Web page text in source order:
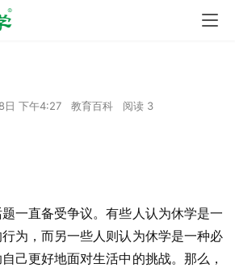
日 下午4:27 教育百科 阅读 3
一直备受争议。有些人认为休学是一
为，而另一些人则认为休学是一种必
己更好地面对生活中的挑战。那么，